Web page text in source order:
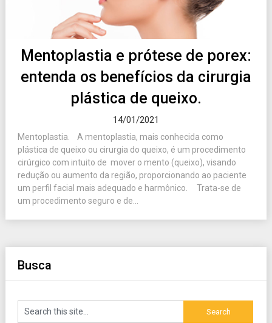
Mentoplastia e prótese de porex:
entenda os benefícios da cirurgia
plástica de queixo.
14/01/2021
Mentoplastia. A mentoplastia, mais conhecida como
plástica de queixo ou cirurgia do queixo, é um procedimento
cirúrgico com intuito de mover o mento (queixo), visando
redução ou aumento da região, proporcionando ao paciente
um perfil facial mais adequado e harmônico. Trata-se de
um procedimento seguro e de...
Busca